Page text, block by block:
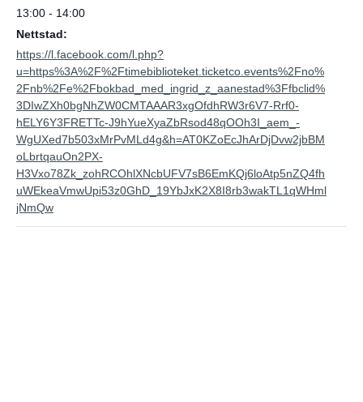
13:00 - 14:00
Nettstad:
https://l.facebook.com/l.php?
u=https%3A%2F%2Ftimebiblioteket.ticketco.events%2Fno%
2Fnb%2Fe%2Fbokbad_med_ingrid_z_aanestad%3Ffbclid%
3DIwZXh0bgNhZW0CMTAAAR3xgOfdhRW3r6V7-Rrf0-
hELY6Y3FRETTc-J9hYueXyaZbRsod48qOOh3I_aem_-
WgUXed7b503xMrPvMLd4g&h=AT0KZoEcJhArDjDvw2jbBM
oLbrtqauOn2PX-
H3Vxo78Zk_zohRCOhlXNcbUFV7sB6EmKQj6loAtp5nZQ4fh
uWEkeaVmwUpi53z0GhD_19YbJxK2X8I8rb3wakTL1qWHml
jNmQw